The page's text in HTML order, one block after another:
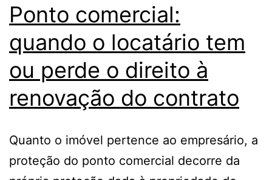
Ponto comercial:
quando o locatário tem
ou perde o direito à
renovação do contrato
Quanto o imóvel pertence ao empresário, a
proteção do ponto comercial decorre da